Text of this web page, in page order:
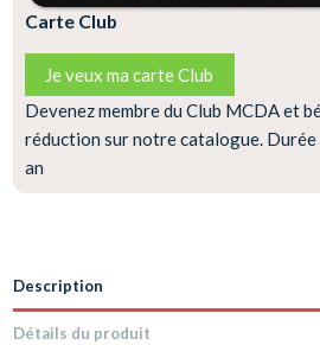
Carte Club
Je veux ma carte Club
Devenez membre du Club MCDA et
réduction sur notre catalogue. Durée
an
Description
Détails du produit